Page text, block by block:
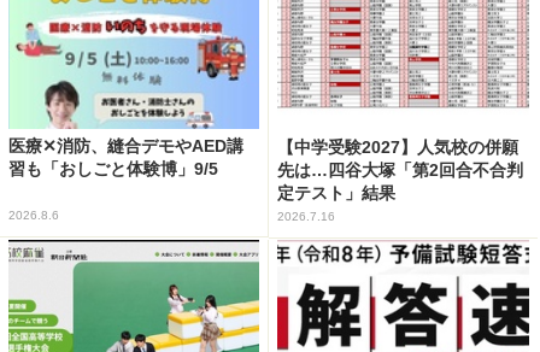
医療✕消防、縫合デモやAED講
習も「おしごと体験博」9/5
2026.8.6
【中学受験2027】人気校の併願
先は…四谷大塚「第2回合不合判
定テスト」結果
2026.7.16